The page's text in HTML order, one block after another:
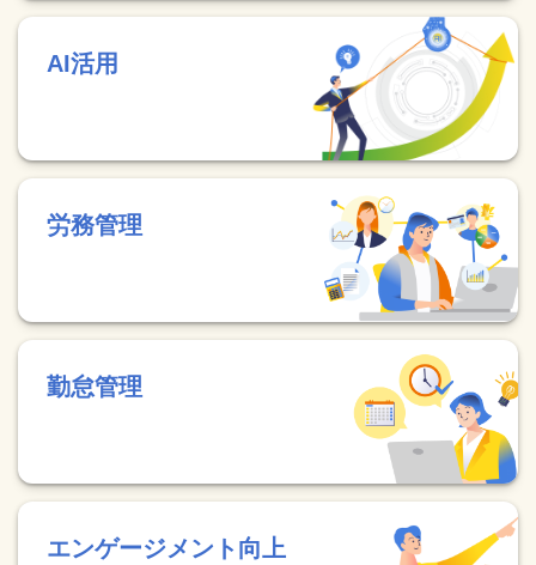
AI活用
労務管理
勤怠管理
エンゲージメント向上